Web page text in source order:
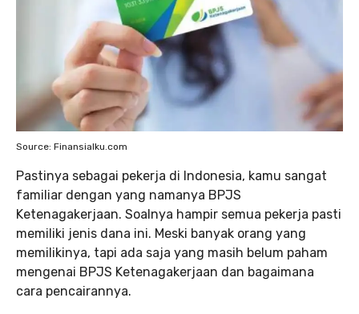
Source: Finansialku.com
Pastinya sebagai pekerja di Indonesia, kamu sangat
familiar dengan yang namanya BPJS
Ketenagakerjaan. Soalnya hampir semua pekerja pasti
memiliki jenis dana ini. Meski banyak orang yang
memilikinya, tapi ada saja yang masih belum paham
mengenai BPJS Ketenagakerjaan dan bagaimana
cara pencairannya.